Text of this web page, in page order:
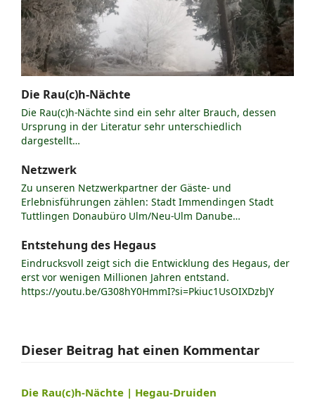
Die Rau(c)h-Nächte
Die Rau(c)h-Nächte sind ein sehr alter Brauch, dessen
Ursprung in der Literatur sehr unterschiedlich
dargestellt…
Netzwerk
Zu unseren Netzwerkpartner der Gäste- und
Erlebnisführungen zählen: Stadt Immendingen Stadt
Tuttlingen Donaubüro Ulm/Neu-Ulm Danube…
Entstehung des Hegaus
Eindrucksvoll zeigt sich die Entwicklung des Hegaus, der
erst vor wenigen Millionen Jahren entstand.
https://youtu.be/G308hY0HmmI?si=Pkiuc1UsOIXDzbJY
Dieser Beitrag hat einen Kommentar
Die Rau(c)h-Nächte | Hegau-Druiden